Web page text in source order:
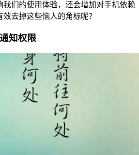
我们的使用体验，还会增加对手机依赖
去掉这些恼人的角标呢？
知权限